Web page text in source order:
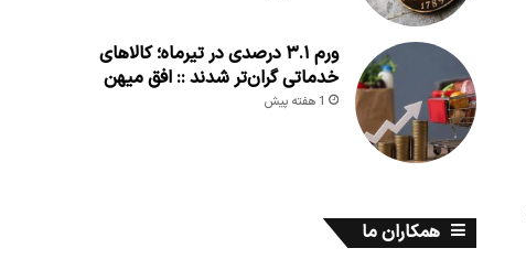
ورم ۳.۱ درصدی در تیرماه؛ کالاهای
خدماتی گران‌تر شدند :: افق میهن
1 هفته پیش
همکاران ما